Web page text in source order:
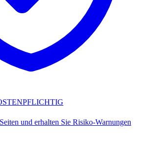
und erhalten Sie Risiko-Warnungen